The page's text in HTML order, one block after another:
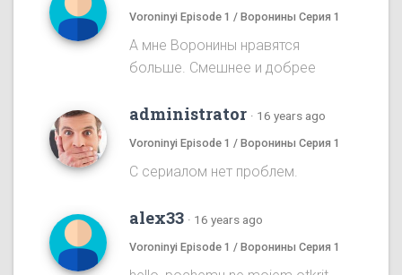
Voroninyi Episode 1 / Воронины Серия 1
А мне Воронины нравятся
больше. Смешнее и добрее
administrator · 16 years ago
Voroninyi Episode 1 / Воронины Серия 1
С сериалом нет проблем.
alex33 · 16 years ago
Voroninyi Episode 1 / Воронины Серия 1